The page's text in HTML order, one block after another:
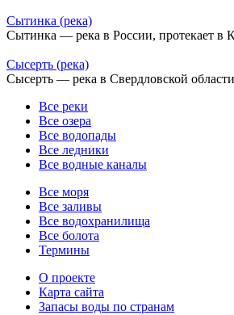
Сытинка (река)
Сытинка — река в России, протекает в
Сысерть (река)
Сысерть — река в Свердловской
Все реки
Все озера
Все водопады
Все ледники
Все водные каналы
Все моря
Все заливы
Все водохранилища
Все болота
Термины
О проекте
Карта сайта
Запасы воды по странам